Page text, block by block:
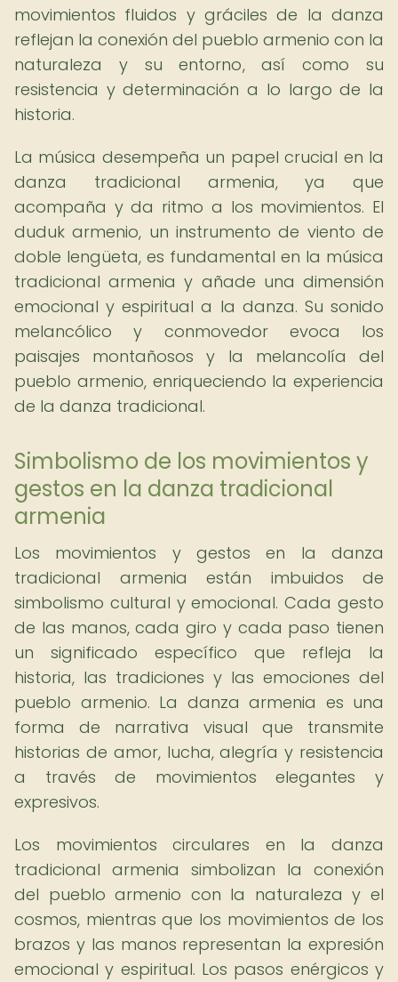
movimientos fluidos y gráciles de la danza
reflejan la conexión del pueblo armenio con la
naturaleza y su entorno, así como su
resistencia y determinación a lo largo de la
historia.
La música desempeña un papel crucial en la
danza tradicional armenia, ya que
acompaña y da ritmo a los movimientos. El
duduk armenio, un instrumento de viento de
doble lengüeta, es fundamental en la música
tradicional armenia y añade una dimensión
emocional y espiritual a la danza. Su sonido
melancólico y conmovedor evoca los
paisajes montañosos y la melancolía del
pueblo armenio, enriqueciendo la experiencia
de la danza tradicional.
Simbolismo de los movimientos y
gestos en la danza tradicional
armenia
Los movimientos y gestos en la danza
tradicional armenia están imbuidos de
simbolismo cultural y emocional. Cada gesto
de las manos, cada giro y cada paso tienen
un significado específico que refleja la
historia, las tradiciones y las emociones del
pueblo armenio. La danza armenia es una
forma de narrativa visual que transmite
historias de amor, lucha, alegría y resistencia
a través de movimientos elegantes y
expresivos.
Los movimientos circulares en la danza
tradicional armenia simbolizan la conexión
del pueblo armenio con la naturaleza y el
cosmos, mientras que los movimientos de los
brazos y las manos representan la expresión
emocional y espiritual. Los pasos enérgicos y